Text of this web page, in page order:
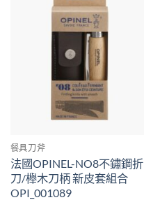
餐具刀斧
法國OPINEL-NO8不鏽鋼折
刀/櫸木刀柄 新皮套組合
OPI_001089